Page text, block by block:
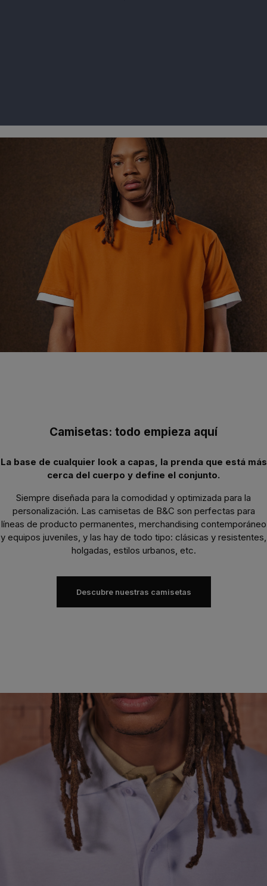
Camisetas: todo empieza aquí
La base de cualquier look a capas, la prenda que está más
cerca del cuerpo y define el conjunto.
Siempre diseñada para la comodidad y optimizada para la
personalización. Las camisetas de B&C son perfectas para
líneas de producto permanentes, merchandising contemporáneo
y equipos juveniles, y las hay de todo tipo: clásicas y resistentes,
holgadas, estilos urbanos, etc.
Descubre nuestras camisetas